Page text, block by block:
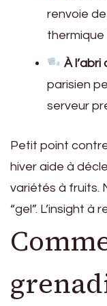
renvoie
thermique
À
parisien
serveur
Petit point
hiver aide à
variétés à fruits.
“gel”. L’insight à